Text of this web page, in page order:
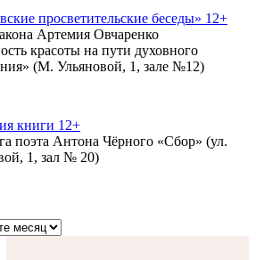
просветительские беседы» 12+
Артемия Овчаренко
красоты на пути духовного
(М. Ульяновой, 1, зале №12)
книги 12+
поэта Антона Чёрного «Сбор» (ул.
1, зал № 20)